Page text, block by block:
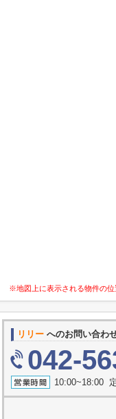
※地図上に表示される物件の位
リリー へのお問い合わ
042-
10:00~18:00